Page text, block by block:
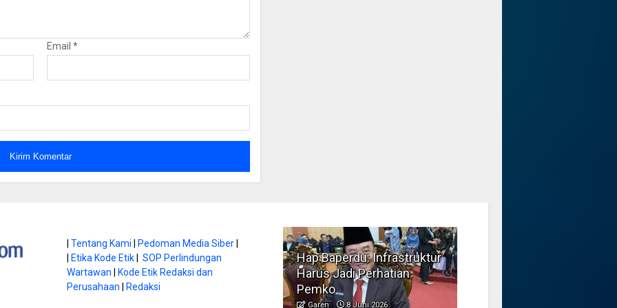
Email *
|Tentang Kami Pedoman Media Siber
Etika Kode Etik |SOP Perlindungan
Wartawan
Kode Etik Redaksi dan
Perusahaan
Redaksi
di Gunung
Ini
Literasi Jadi Bekal Utama
Siswa di Era Digital
Hap Baperdu: Infrastruktur
Harus Jadi Perhatian
Pemko
Garen 8 Juni 2026